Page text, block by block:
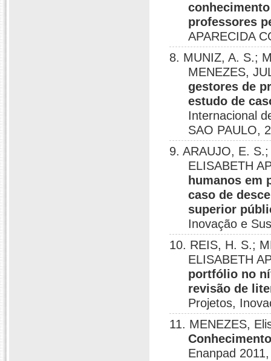
professores
APARECIDA
8. MUNIZ, A. S.;
MENEZES,
gestores de
estudo de
Internacional
SAO PAULO,
9. ARAUJO, E.
ELISABETH
humanos em
caso de
superior
Inovação e
10. REIS, H. S.;
ELISABETH
portfólio no
revisão de
Projetos,
11. MENEZES,
Enanpad